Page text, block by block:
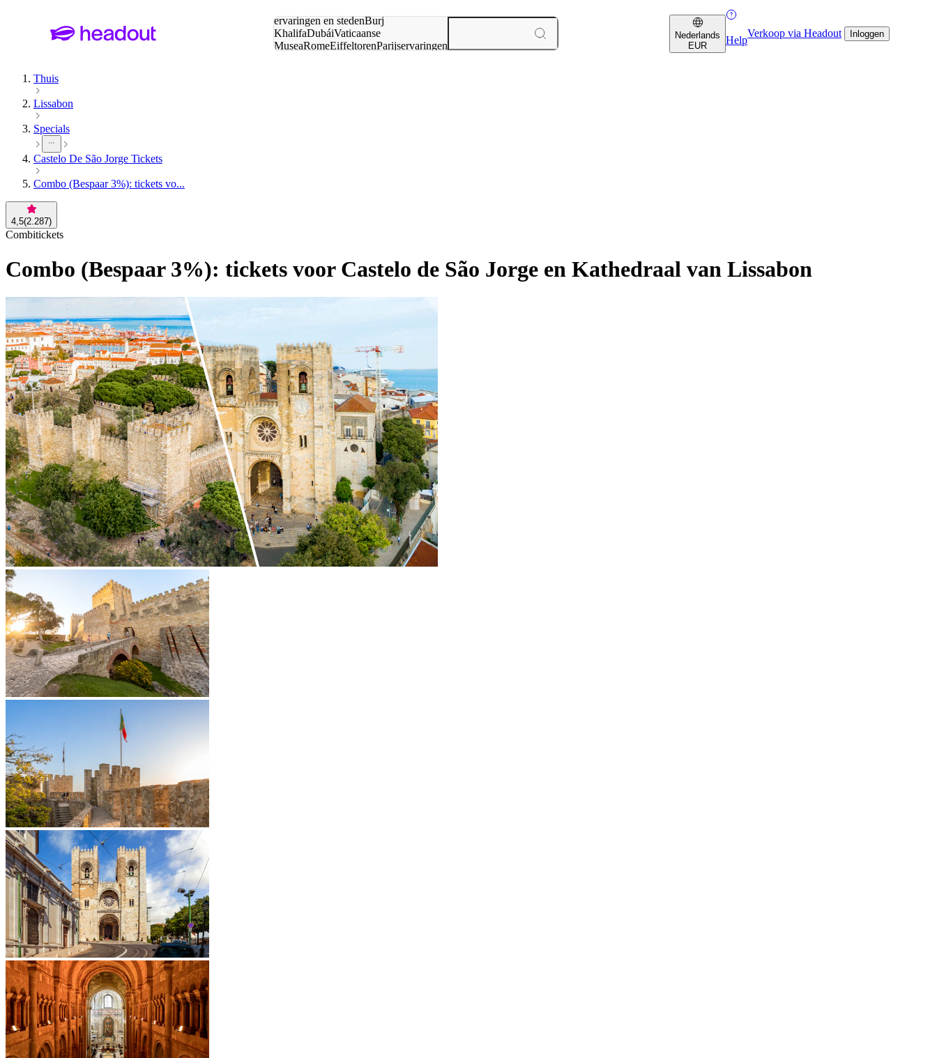
ervaringen en stedenBurj
KhalifaDubáiVaticaanse
MuseaRomeEiffeltorenParijservaringen
Nederlands
EUR
Help
Verkoop via Headout Inloggen
Thuis
Lissabon
Specials
Castelo De São Jorge Tickets
Combo (Bespaar 3%): tickets vo...
4,5(2.287)
Combitickets
Combo (Bespaar 3%): tickets voor Castelo de São Jorge en Kathedraal van Lissabon